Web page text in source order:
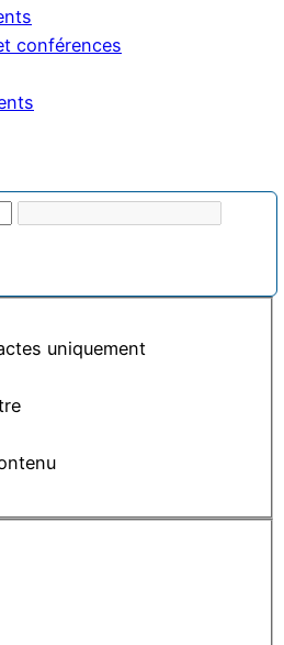
conférences
uniquement